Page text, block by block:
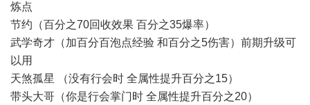
炼点
节约（百分之70回收效果 百分之35爆率）
武学奇才（加百分百泡点经验 和百分之5伤害）前期升级可
以用
天煞孤星 （没有行会时 全属性提升百分之15）
带头大哥（你是行会掌门时 全属性提升百分之20）